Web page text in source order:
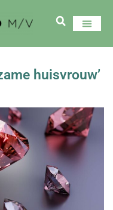
huisvrouw’